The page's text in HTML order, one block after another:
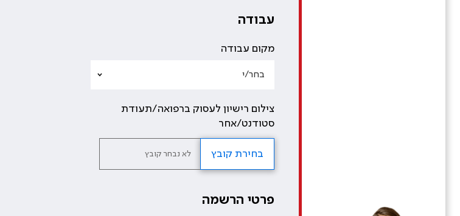
עבודה
מקום עבודה
צילום רישיון לעסוק ברפואה/תעודת
סטודנט/אחר
בחירת קובץ לא נבחר קובץ
פרטי הרשמה